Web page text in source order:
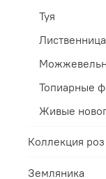
Туя
Лиственница
Топиарные
Живые
Коллекция роз
Земляника